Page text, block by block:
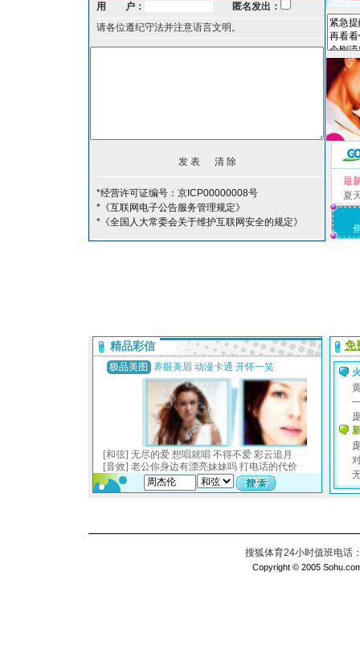
用 户：
匿名发出：
请各位遵纪守法并注意语言文明。
*经营许可证编号：京ICP00000008号
*《互联网电子公告服务管理规定》
*《全国人大常委会关于维护互联网安全的规定》
最
夏
搜狐体育24小时值班电话
Copyright © 2005